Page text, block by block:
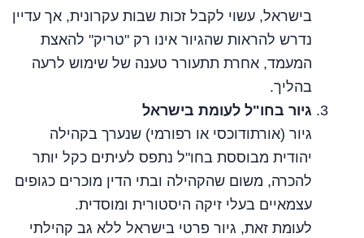
בישראל, עשוי לקבל זכות שבות עקרונית, אך עדיין
נדרש להראות שהגיור אינו רק "טריק" להאצת
המעמד, אחרת תתעורר טענה של שימוש לרעה
בהליך.
גיור בחו"ל לעומת בישראל
גיור (אורתודוכסי או רפורמי) שנערך בקהילה
יהודית מבוססת בחו"ל נתפס לעיתים כקל יותר
להכרה, משום שהקהילה ובתי הדין מוכרים כגופים
עצמאיים בעלי זיקה היסטורית ומוסדית.
לעומת זאת, גיור פרטי בישראל ללא גב קהילתי